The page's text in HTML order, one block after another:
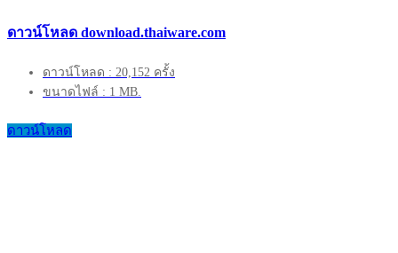
ดาวน์โหลด download.thaiware.com
ดาวน์โหลด : 20,152 ครั้ง
ขนาดไฟล์ : 1 MB.
ดาวน์โหลด